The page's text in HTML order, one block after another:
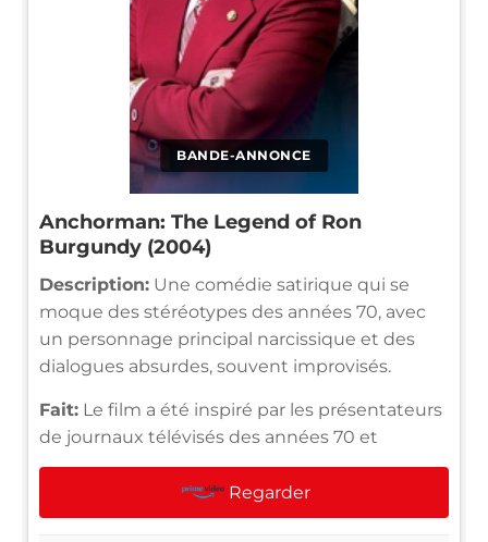
BANDE-ANNONCE
Anchorman: The Legend of Ron
Burgundy (2004)
Description: Une comédie satirique qui se
moque des stéréotypes des années 70, avec
un personnage principal narcissique et des
dialogues absurdes, souvent improvisés.
Fait: Le film a été inspiré par les présentateurs
de journaux télévisés des années 70 et
Regarder